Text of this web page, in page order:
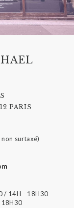
PARIS
surtaxé)
/ 14H - 18H30
18H30